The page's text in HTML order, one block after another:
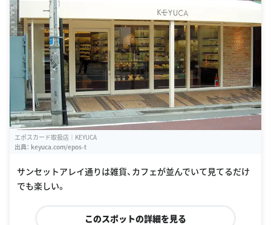
エポスカード取扱店｜KEYUCA
出典： keyuca.com/epos-t
サンセットアレイ通りは雑貨、カフェが並んでいて見てるだけ
でも楽しい。
このスポットの詳細を見る